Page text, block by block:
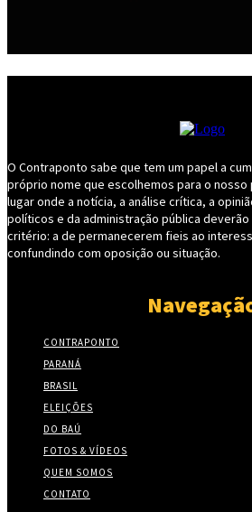
O Contraponto sabe que tem um papel a
próprio nome que escolhemos para o
lugar onde a notícia, a análise crítica, a
políticos e da administração pública
critério: a de permanecerem fieis ao
confundindo com oposição ou situação.
CONTRAPONTO
PARANÁ
BRASIL
ELEIÇÕES
DO BAÚ
FOTOS & VÍDEOS
QUEM SOMOS
CONTATO